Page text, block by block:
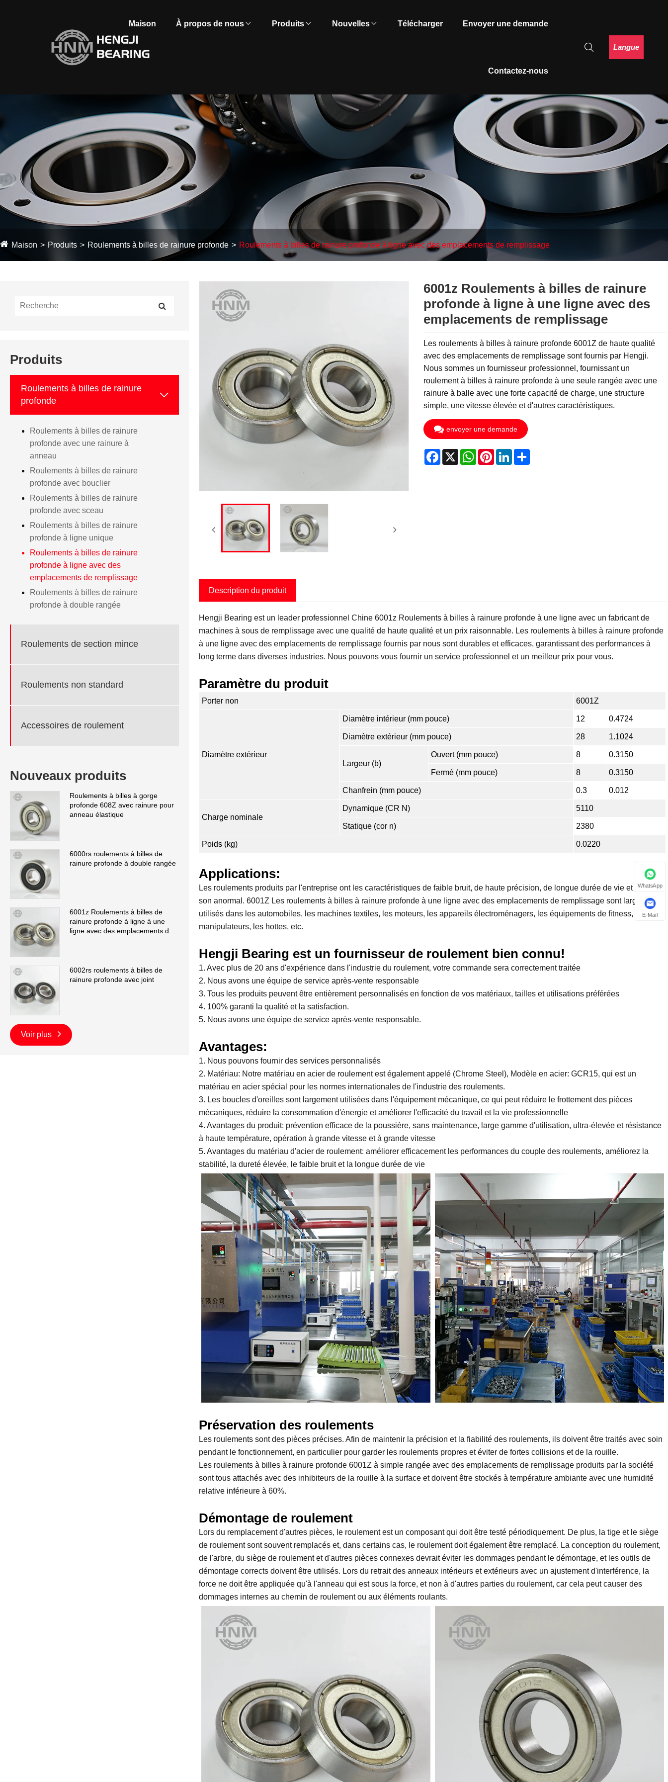
Maison À propos de nous Produits Nouvelles Télécharger Envoyer une demande
Contactez-nous
Langue
Maison Produits Roulements à billes de rainure profonde Roulements à billes de rainure profonde à ligne avec des emplacements de remplissage
Produits
Roulements à billes de rainure
profonde

Roulements à billes de rainure
profonde avec une rainure à
anneau
Roulements à billes de rainure
profonde avec bouclier
Roulements à billes de rainure
profonde avec sceau
Roulements à billes de rainure
profonde à ligne unique
Roulements à billes de rainure
profonde à ligne avec des
emplacements de remplissage
Roulements à billes de rainure
profonde à double rangée
Roulements de section mince
Roulements non standard
Accessoires de roulement
Nouveaux produits
Roulements à billes à gorge
profonde 608Z avec rainure pour
anneau élastique
6000rs roulements à billes de
rainure profonde à double rangée
6001z Roulements à billes de
rainure profonde à ligne à une
ligne avec des emplacements de
6002rs roulements à billes de
rainure profonde avec joint
Voir plus
6001z Roulements à billes de rainure
profonde à ligne à une ligne avec des
emplacements de remplissage
Les roulements à billes à rainure profonde 6001Z de haute qualité
avec des emplacements de remplissage sont fournis par Hengji.
Nous sommes un fournisseur professionnel, fournissant un
roulement à billes à rainure profonde à une seule rangée avec une
rainure à balle avec une forte capacité de charge, une structure
simple, une vitesse élevée et d'autres caractéristiques.
envoyer une demande
Facebook
X WhatsApp
PinterestLinkedInShare
Description du produit
Hengji Bearing est un leader professionnel Chine 6001z Roulements à billes à rainure profonde à une ligne avec un fabricant de
machines à sous de remplissage avec une qualité de haute qualité et un prix raisonnable. Les roulements à billes à rainure profonde
à une ligne avec des emplacements de remplissage fournis par nous sont durables et efficaces, garantissant des performances à
long terme dans diverses industries. Nous pouvons vous fournir un service professionnel et un meilleur prix pour vous.
Paramètre du produit
Porter non 6001Z
Diamètre extérieur
Diamètre intérieur (mm pouce) 12 0.4724
Diamètre extérieur (mm pouce) 28 1.1024
Largeur (b)
Ouvert (mm pouce) 8 0.3150
Fermé (mm pouce) 8 0.3150
Chanfrein (mm pouce) 0.3 0.012
Charge nominale
Dynamique (CR N) 5110
Statique (cor n) 2380
Poids (kg) 0.0220
Applications:
Les roulements produits par l'entreprise ont les caractéristiques de faible bruit, de haute précision, de longue durée de vie et sans
son anormal. 6001Z Les roulements à billes à rainure profonde à une ligne avec des emplacements de remplissage sont largement
utilisés dans les automobiles, les machines textiles, les moteurs, les appareils électroménagers, les équipements de fitness, les
manipulateurs, les hottes, etc.
Hengji Bearing est un fournisseur de roulement bien connu!
1. Avec plus de 20 ans d'expérience dans l'industrie du roulement, votre commande sera correctement traitée
2. Nous avons une équipe de service après-vente responsable
3. Tous les produits peuvent être entièrement personnalisés en fonction de vos matériaux, tailles et utilisations préférées
4. 100% garanti la qualité et la satisfaction.
5. Nous avons une équipe de service après-vente responsable.
Avantages:
1. Nous pouvons fournir des services personnalisés
2. Matériau: Notre matériau en acier de roulement est également appelé (Chrome Steel), Modèle en acier: GCR15, qui est un
matériau en acier spécial pour les normes internationales de l'industrie des roulements.
3. Les boucles d'oreilles sont largement utilisées dans l'équipement mécanique, ce qui peut réduire le frottement des pièces
mécaniques, réduire la consommation d'énergie et améliorer l'efficacité du travail et la vie professionnelle
4. Avantages du produit: prévention efficace de la poussière, sans maintenance, large gamme d'utilisation, ultra-élevée et résistance
à haute température, opération à grande vitesse et à grande vitesse
5. Avantages du matériau d'acier de roulement: améliorer efficacement les performances du couple des roulements, améliorez la
stabilité, la dureté élevée, le faible bruit et la longue durée de vie
Préservation des roulements
Les roulements sont des pièces précises. Afin de maintenir la précision et la fiabilité des roulements, ils doivent être traités avec soin
pendant le fonctionnement, en particulier pour garder les roulements propres et éviter de fortes collisions et de la rouille.
Les roulements à billes à rainure profonde 6001Z à simple rangée avec des emplacements de remplissage produits par la société
sont tous attachés avec des inhibiteurs de la rouille à la surface et doivent être stockés à température ambiante avec une humidité
relative inférieure à 60%.
Démontage de roulement
Lors du remplacement d'autres pièces, le roulement est un composant qui doit être testé périodiquement. De plus, la tige et le siège
de roulement sont souvent remplacés et, dans certains cas, le roulement doit également être remplacé. La conception du roulement,
de l'arbre, du siège de roulement et d'autres pièces connexes devrait éviter les dommages pendant le démontage, et les outils de
démontage corrects doivent être utilisés. Lors du retrait des anneaux intérieurs et extérieurs avec un ajustement d'interférence, la
force ne doit être appliquée qu'à l'anneau qui est sous la force, et non à d'autres parties du roulement, car cela peut causer des
dommages internes au chemin de roulement ou aux éléments roulants.
WhatsApp
E-Mail